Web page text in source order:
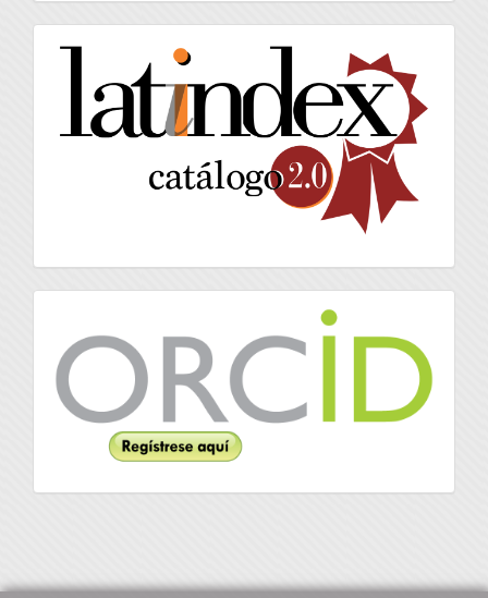
artículo
latindex